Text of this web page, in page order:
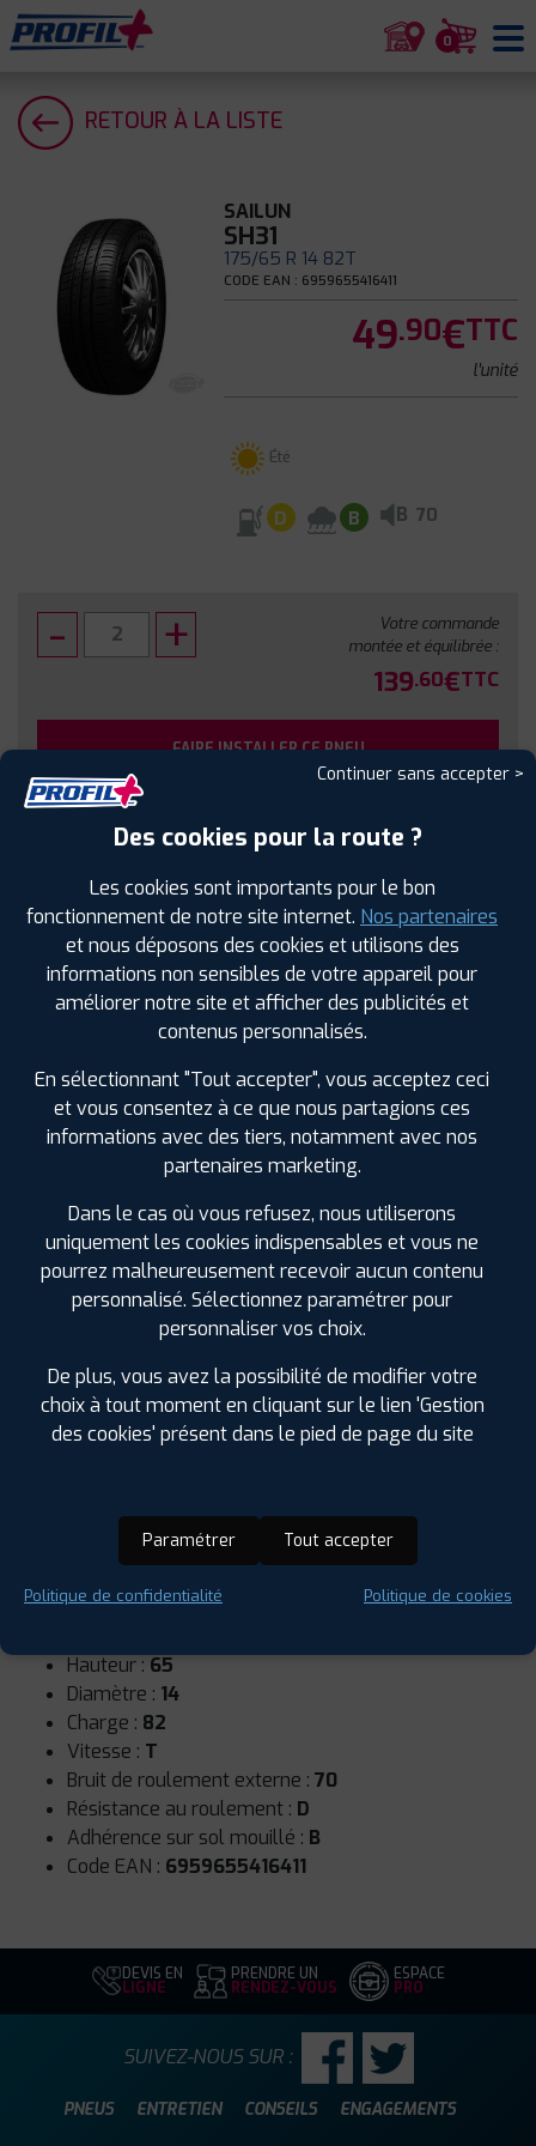
0
RETOUR À LA LISTE
SAILUN
SH31
175/65 R 14 82T
CODE EAN : 6959655416411
49.90€TTC
l'unité
Été
D B B 70
Votre commande
montée et équilibrée :
139.60€TTC
FAIRE INSTALLER CE PNEU
Sous réserve de disponibilité en agence
SPÉCIFICATIONS AVIS CLIENTS ÉTIQUETAGE
Étiquetage
Runflat :Non
Hauteur : 65
Diamètre : 14
Charge : 82
Vitesse : T
Bruit de roulement externe : 70
Résistance au roulement : D
Adhérence sur sol mouillé : B
Code EAN : 6959655416411
DEVIS EN
LIGNE
PRENDRE UN
RENDEZ-VOUS
ESPACE
PRO
PNEUS ENTRETIEN CONSEILS ENGAGEMENTS
SUIVEZ-NOUS SUR :
Continuer sans accepter >
Des cookies pour la route ?
Les cookies sont importants pour le bon
fonctionnement de notre site internet. Nos partenaires
et nous déposons des cookies et utilisons des
informations non sensibles de votre appareil pour
améliorer notre site et afficher des publicités et
contenus personnalisés.
En sélectionnant "Tout accepter", vous acceptez ceci
et vous consentez à ce que nous partagions ces
informations avec des tiers, notamment avec nos
partenaires marketing.
Dans le cas où vous refusez, nous utiliserons
uniquement les cookies indispensables et vous ne
pourrez malheureusement recevoir aucun contenu
personnalisé. Sélectionnez paramétrer pour
personnaliser vos choix.
De plus, vous avez la possibilité de modifier votre
choix à tout moment en cliquant sur le lien 'Gestion
des cookies' présent dans le pied de page du site
Paramétrer Tout accepter
Politique de confidentialité Politique de cookies